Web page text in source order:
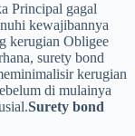
Principal gagal
kewajibannya
kerugian Obligee
surety bond
kerugian
di mulainya
Surety bond